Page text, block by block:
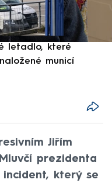
letadlo, které
municí
Jiřím
prezidenta
incident, který se